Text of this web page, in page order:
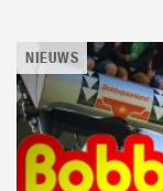
NIEUWS